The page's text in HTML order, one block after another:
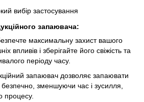
вибір застосування
запаювача:
максимальну захист вашого
впливів і зберігайте його свіжість та
періоду часу.
запаювач дозволяє запаювати
зменшуючи час і зусилля,
процесу.